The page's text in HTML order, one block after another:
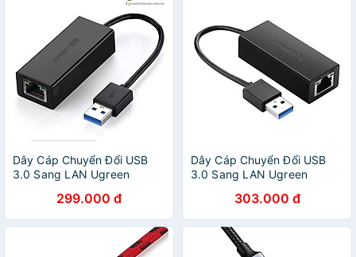
Dây Cáp Chuyển Đổi USB
3.0 Sang LAN Ugreen
299.000 đ
Dây Cáp Chuyển Đổi USB
3.0 Sang LAN Ugreen
303.000 đ